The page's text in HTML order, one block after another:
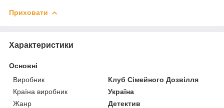
Приховати
Характеристики
Основні
Виробник
Клуб Сімейного Дозвілля
Країна виробник
Україна
Жанр
Детектив